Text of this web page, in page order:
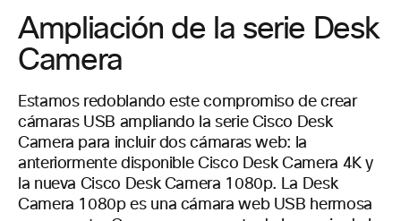
Ampliación de la serie Desk
Camera
Estamos redoblando este compromiso de crear
cámaras USB ampliando la serie Cisco Desk
Camera para incluir dos cámaras web: la
anteriormente disponible Cisco Desk Camera 4K y
la nueva Cisco Desk Camera 1080p. La Desk
Camera 1080p es una cámara web USB hermosa